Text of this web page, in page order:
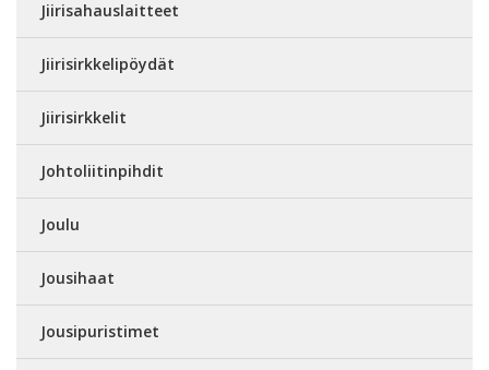
Jiirisahauslaitteet
Jiirisirkkelipöydät
Jiirisirkkelit
Johtoliitinpihdit
Joulu
Jousihaat
Jousipuristimet